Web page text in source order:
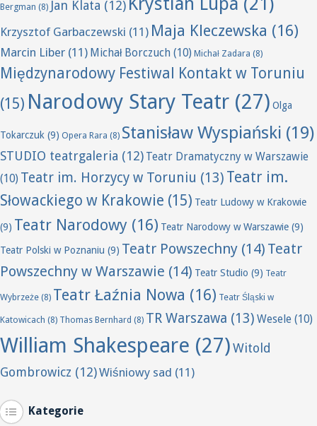
Bergman (8) Jan Klata (12)
Krzysztof Garbaczewski (11) Maja Kleczewska (16)
Marcin Liber (11) Michał Borczuch (10) Michał Zadara (8)
Międzynarodowy Festiwal Kontakt w Toruniu
(15) Narodowy Stary Teatr (27) Olga
Tokarczuk (9) Opera Rara (8) Stanisław Wyspiański (19)
STUDIO teatrgaleria (12) Teatr Dramatyczny w Warszawie
(10) Teatr im. Horzycy w Toruniu (13) Teatr im.
Słowackiego w Krakowie (15) Teatr Ludowy w Krakowie
(9) Teatr Narodowy (16) Teatr Narodowy w Warszawie (9)
Teatr Polski w Poznaniu (9) Teatr Powszechny (14) Teatr
Powszechny w Warszawie (14) Teatr Studio (9) Teatr
Wybrzeże (8) Teatr Łaźnia Nowa (16) Teatr Śląski w
Katowicach (8) Thomas Bernhard (8) TR Warszawa (13) Wesele (10)
William Shakespeare (27)Witold
Gombrowicz (12)Wiśniowy sad (11)
Kategorie